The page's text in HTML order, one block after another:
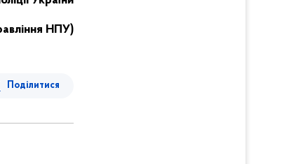
НПУ)
Поділитися